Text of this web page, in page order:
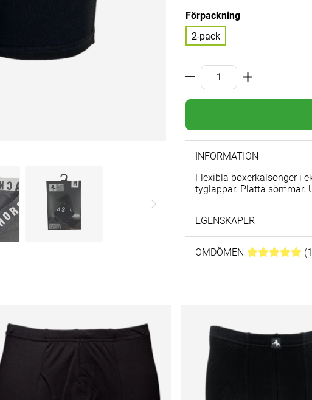
Förpackning
2-pack
INFORMATION
Flexibla boxerkalsonger i
tyglappar. Platta sömmar.
EGENSKAPER
OMDÖMEN MEDELBETYG(1